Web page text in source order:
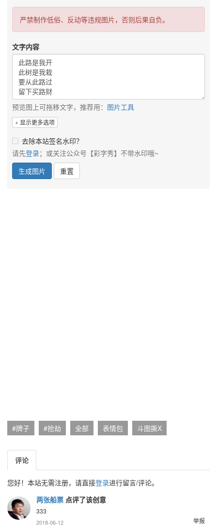
严禁制作低俗、反动等违规图片，否则后果自负。
文字内容
预览图上可拖移文字，推荐用： 图片工具
显示更多选项
去除本站签名水印？
请先登录；或关注公众号【彩字秀】不带水印哦~
生成图片
重置
#牌子 #抢劫 全部 表情包 斗图撕X
评论
您好！本站无需注册，请直接登录进行留言/评论。
两张船票 点评了该创意
333
举报
2018-06-12